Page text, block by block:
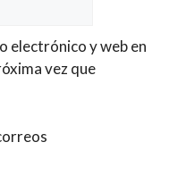
electrónico y web en
vez que